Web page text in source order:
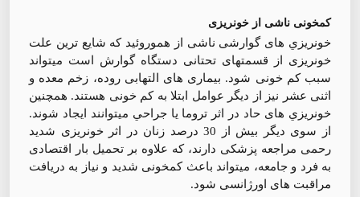
كمخونی ناشی از خونريزی
خونريزي های گوارشی ناشی از هموروئيد كه شايع ترين علت
خونريزی از قسمتهای تحتانی دستگاه گوارش است ميتواند
سبب كم خونی شود. بيماری های التهابی روده، زخم معده و
اثنی عشر نيز از ديگر عوامل ابتلا به كم خونی هستند. همچنين
خونريزي های حاد در اثر تروما يا جراحي ميتوانند ايجاد شوند.
از سوی ديگر بيش از 30 درصد زنان در اثر خونريزی شديد
رحمی مراجعه پزشكی دارند، كه علاوه بر تحميل بار اقتصادی
به فرد و جامعه، ميتواند باعث كمخونی شديد و نياز به دريافت
مراقبت های اورژانسی شود.